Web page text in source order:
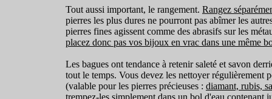
Tout aussi important, le rangement. Rangez
pierres les plus dures ne pourront pas abîmer les
pierres fines agissent comme des abrasifs sur les
placez donc pas vos bijoux en vrac dans une même
Les bagues ont tendance à retenir saleté et savon
tout le temps. Vous devez les nettoyer régulièrement
(valable pour les pierres précieuses : diamant, rubis,
trempez-les simplement dans un bol d'eau contenant